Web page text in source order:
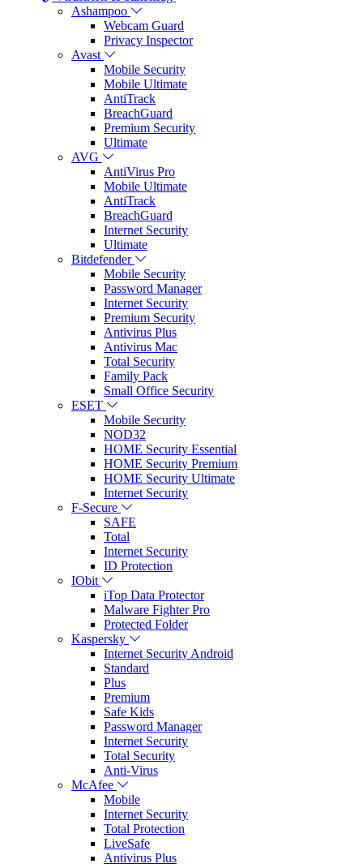
Ashampoo
Webcam Guard
Privacy Inspector
Avast
Mobile Security
Mobile Ultimate
AntiTrack
BreachGuard
Premium Security
Ultimate
AVG
AntiVirus Pro
Mobile Ultimate
AntiTrack
BreachGuard
Internet Security
Ultimate
Bitdefender
Mobile Security
Password Manager
Internet Security
Premium Security
Antivirus Plus
Antivirus Mac
Total Security
Family Pack
Small Office Security
ESET
Mobile Security
NOD32
HOME Security Essential
HOME Security Premium
HOME Security Ultimate
Internet Security
F-Secure
SAFE
Total
Internet Security
ID Protection
IObit
iTop Data Protector
Malware Fighter Pro
Protected Folder
Kaspersky
Internet Security Android
Standard
Plus
Premium
Safe Kids
Password Manager
Internet Security
Total Security
Anti-Virus
McAfee
Mobile
Internet Security
Total Protection
LiveSafe
Antivirus Plus